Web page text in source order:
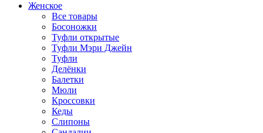
Женское
Все товары
Босоножки
Туфли открытые
Туфли Мэри Джейн
Туфли
Делёнки
Балетки
Мюли
Кроссовки
Кеды
Слипоны